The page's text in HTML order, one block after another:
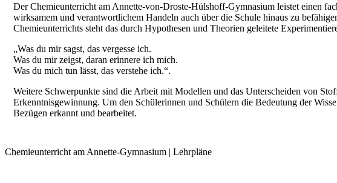
Der Chemieunterricht am Annette-von-Droste-Hülshoff-Gymnasium leistet einen
wirksamem und verantwortlichem Handeln auch über die Schule hinaus zu
Chemieunterrichts steht das durch Hypothesen und Theorien geleitete
„Was du mir sagst, das vergesse ich.
Was du mir zeigst, daran erinnere ich mich.
Was du mich tun lässt, das verstehe ich.“.
Weitere Schwerpunkte sind die Arbeit mit Modellen und das Unterscheiden von
Erkenntnisgewinnung. Um den Schülerinnen und Schülern die Bedeutung der
Bezügen erkannt und bearbeitet.
Chemieunterricht am Annette-Gymnasium | Lehrpläne